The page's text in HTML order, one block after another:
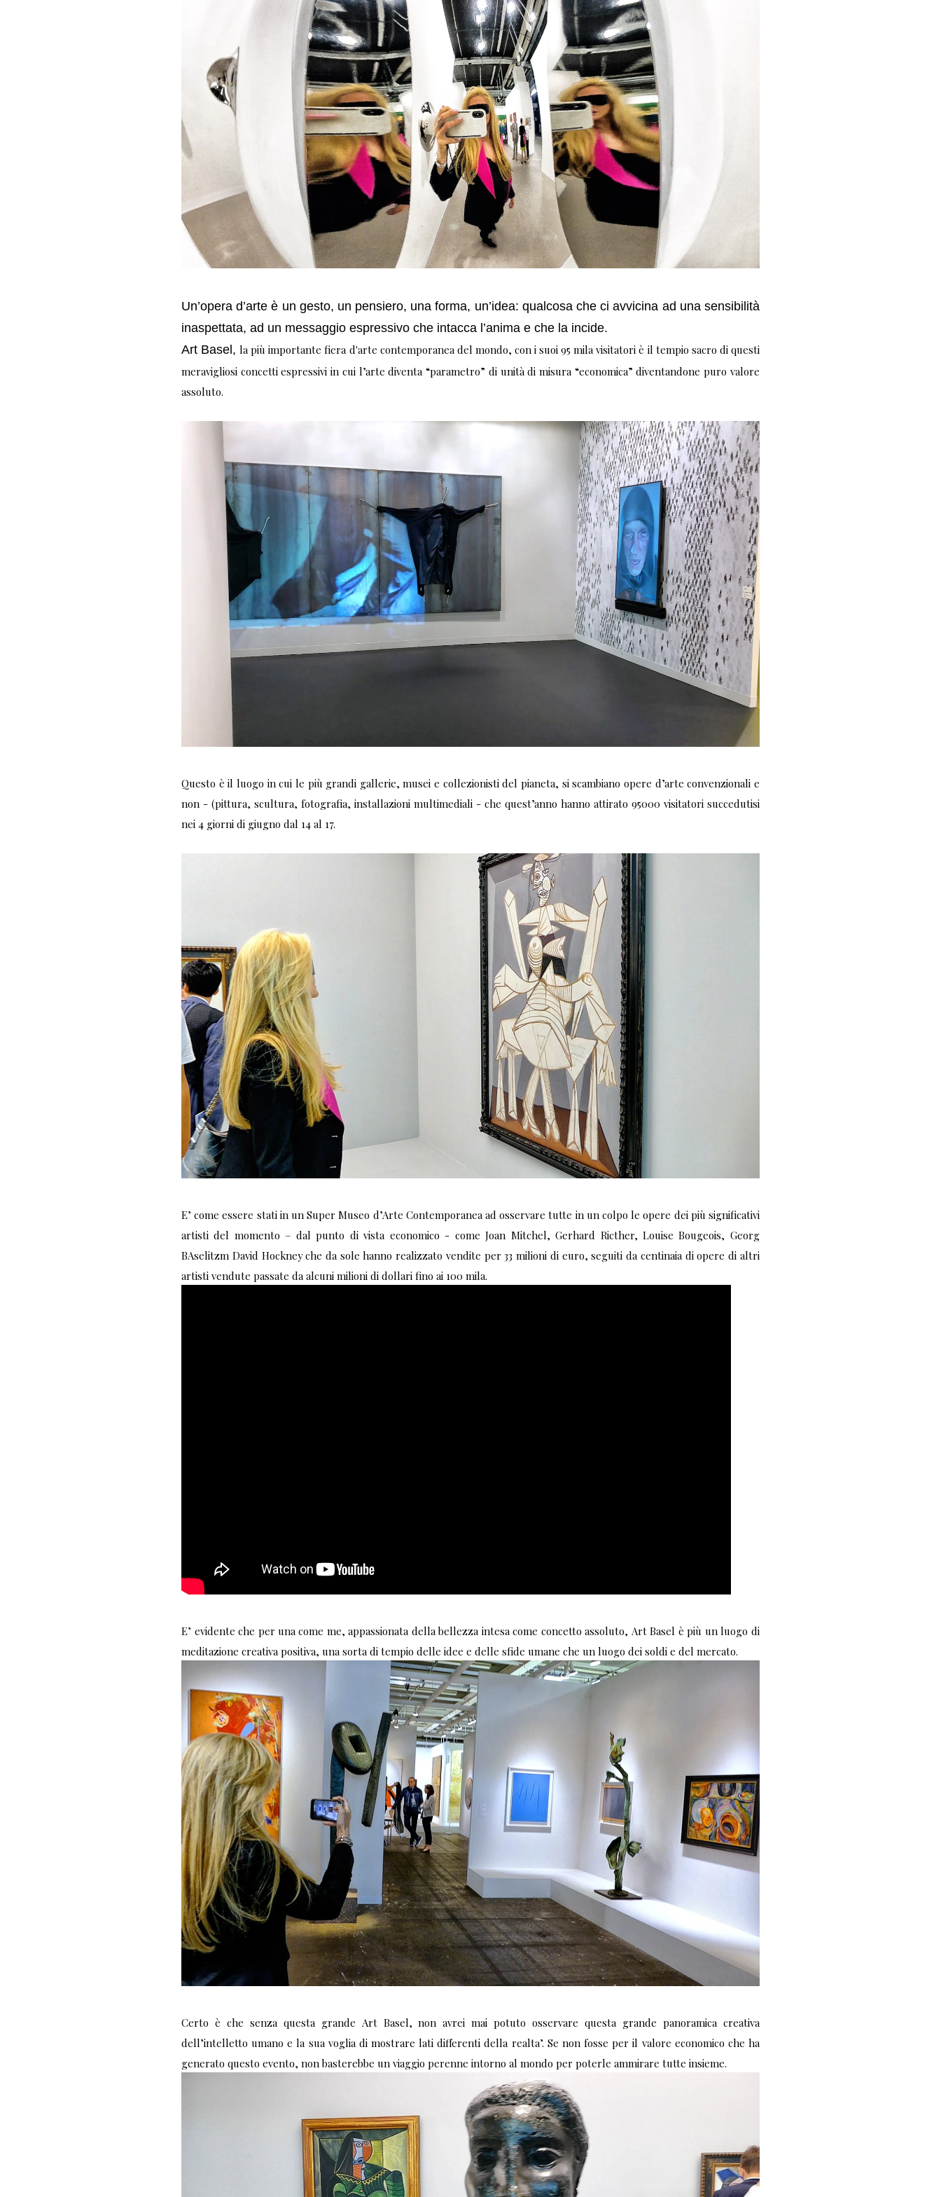
Un’opera d’arte è un gesto, un pensiero, una forma, un’idea: qualcosa che ci avvicina ad una sensibilità
inaspettata, ad un messaggio espressivo che intacca l’anima e che la incide.
Art Basel,la più importante fiera d'arte contemporanea del mondo, con i suoi 95 mila visitatori è il tempio sacro di questi
meravigliosi concetti espressivi in cui l’arte diventa “parametro” di unità di misura “economica” diventandone puro valore
assoluto.
Questo è il luogo in cui le più grandi gallerie, musei e collezionisti del pianeta, si scambiano opere d’arte convenzionali e
non - (pittura, scultura, fotografia, installazioni multimediali - che quest’anno hanno attirato 95000 visitatori succedutisi
nei 4 giorni di giugno dal 14 al 17.
E’ come essere stati in un Super Museo d’Arte Contemporanea ad osservare tutte in un colpo le opere dei più significativi
artisti del momento – dal punto di vista economico - come Joan Mitchel, Gerhard Ricther, Louise Bougeois, Georg
BAselitzm David Hockney che da sole hanno realizzato vendite per 33 milioni di euro, seguiti da centinaia di opere di altri
artisti vendute passate da alcuni milioni di dollari fino ai 100 mila.
E’ evidente che per una come me, appassionata della bellezza intesa come concetto assoluto, Art Basel è più un luogo di
meditazione creativa positiva, una sorta di tempio delle idee e delle sfide umane che un luogo dei soldi e del mercato.
Certo è che senza questa grande Art Basel, non avrei mai potuto osservare questa grande panoramica creativa
dell’intelletto umano e la sua voglia di mostrare lati differenti della realta’. Se non fosse per il valore economico che ha
generato questo evento, non basterebbe un viaggio perenne intorno al mondo per poterle ammirare tutte insieme.